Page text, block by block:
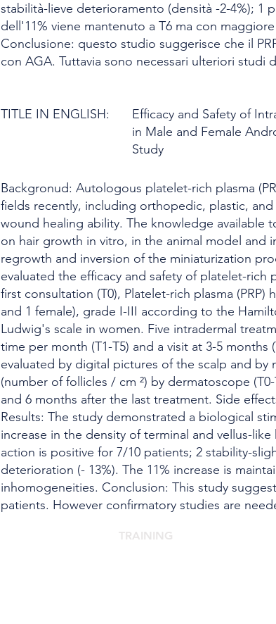
stabilità-lieve deterioramento (densità -2-4%); 1
dell'11% viene mantenuto a T6 ma con
Conclusione: questo studio suggerisce che il
con AGA. Tuttavia sono necessari ulteriori studi
TITLE IN ENGLISH:
Efficacy and Safety of
in Male and Female
Study
Backgronud: Autologous platelet-rich plasma
fields recently, including orthopedic, plastic,
wound healing ability. The knowledge available
on hair growth in vitro, in the animal model and
regrowth and inversion of the miniaturization
evaluated the efficacy and safety of platelet-rich
first consultation (T0), Platelet-rich plasma
and 1 female), grade I-III according to the
Ludwig's scale in women. Five intradermal
time per month (T1-T5) and a visit at 3-5 months
evaluated by digital pictures of the scalp and
(number of follicles / cm ²) by dermatoscope
and 6 months after the last treatment. Side
Results: The study demonstrated a biological
increase in the density of terminal and vellus-like
action is positive for 7/10 patients; 2 stability-
deterioration (- 13%). The 11% increase is
inhomogeneities. Conclusion: This study
patients. However confirmatory studies are
TRAINING